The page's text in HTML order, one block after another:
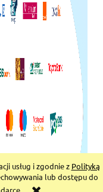
usług i zgodnie z Polityką
lub dostępu do